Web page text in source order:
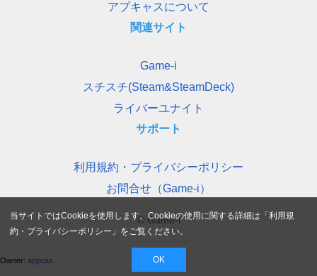
アプキャスについて
関連サイト
Game-i
スチスチ(Steam&SteamDeck)
ライバーユナイト
サポート
利用規約・プライバシーポリシー
お問合せ（Game-i）
© Game-i
Owner: appcas
当サイトではCookieを使用します。Cookieの使用に関する詳細は「利用規
約・プライバシーポリシー 」をご覧ください。
OK